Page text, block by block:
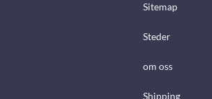
Sitemap
Steder
om oss
Shipping